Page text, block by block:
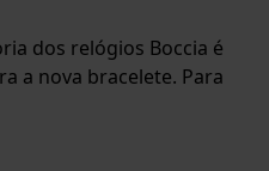
dos relógios Boccia é
a nova bracelete. Para